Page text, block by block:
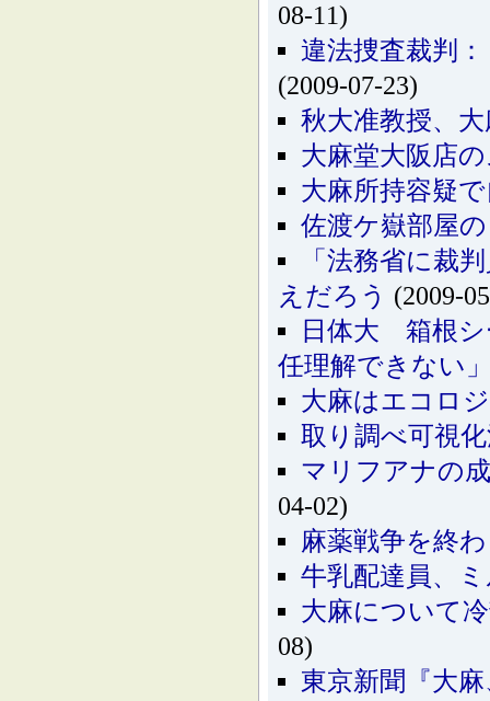
08-11)
違法捜査裁判
(2009-07-23)
秋大准教授、
大麻堂大阪店
大麻所持容疑
佐渡ケ嶽部屋
「法務省に裁
えだろう (2009-
日体大 箱根シ
任理解できない
大麻はエコロ
取り調べ可視
マリフアナの
04-02)
麻薬戦争を終
牛乳配達員、
大麻について
08)
東京新聞『大